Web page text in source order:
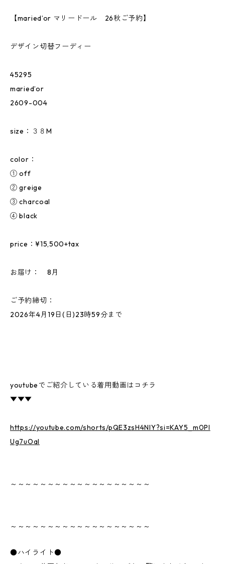
【maried’or マリードール 26秋ご予約】
デザイン切替フーディー
45295
maried’or
2609-004
size：３８M
color：
① off
② greige
③ charcoal
④ black
price：¥15,500+tax
お届け： 8月
ご予約締切：
2026年4月19日(日)23時59分まで
youtubeでご紹介している着用動画はコチラ
▼▼▼
https://youtube.com/shorts/pQE3zsH4NIY?si=KAY5_m0PI
Ug7uOaI
～～～～～～～～～～～～～～～～～～～
～～～～～～～～～～～～～～～～～～～
●ハイライト●